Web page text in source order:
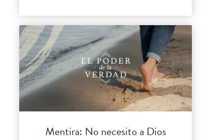
Mentira: No necesito a Dios